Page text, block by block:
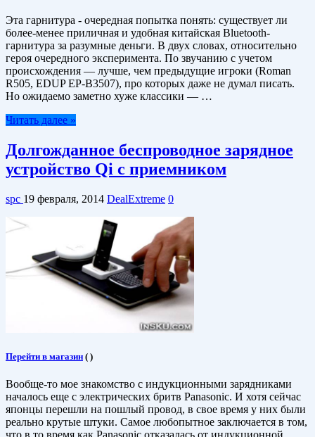
Эта гарнитура - очередная попытка понять: существует ли
более-менее приличная и удобная китайская Bluetooth-
гарнитура за разумные деньги. В двух словах, относительно
героя очередного эксперимента. По звучанию с учетом
происхождения — лучше, чем предыдущие игроки (Roman
R505, EDUP EP-B3507), про которых даже не думал писать.
Но ожидаемо заметно хуже классики — …
Читать далее »
Долгожданное беспроводное зарядное
устройство Qi с приемником
spc 19 февраля, 2014 DealExtreme 0
Перейти в магазин ( )
Вообще-то мое знакомство с индукционными зарядниками
началось еще с электрических бритв Panasonic. И хотя сейчас
японцы перешли на пошлый провод, в свое время у них были
реально крутые штуки. Самое любопытное заключается в том,